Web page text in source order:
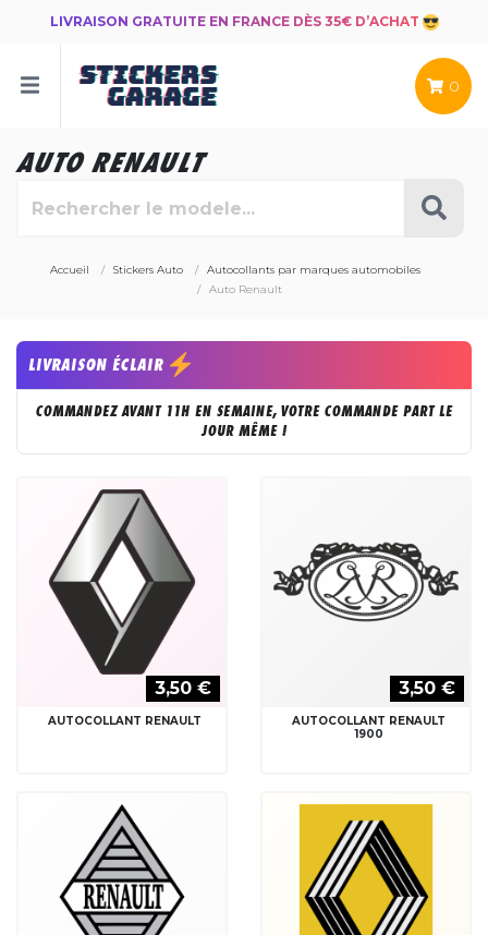
LIVRAISON GRATUITE EN FRANCE DÈS 35€ D’ACHAT
0
AUTO RENAULT
Accueil Stickers Auto
Autocollants par marques automobiles
Auto Renault
LIVRAISON ÉCLAIR
COMMANDEZ AVANT 11H EN SEMAINE, VOTRE COMMANDE PART LE
JOUR MÊME !
3,50 €
AUTOCOLLANT RENAULT
3,50 €
AUTOCOLLANT RENAULT
1900